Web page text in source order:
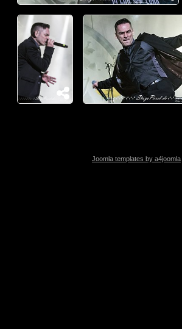
Joomla templates by a4joomla